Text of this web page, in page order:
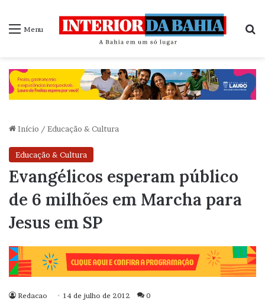
Menu
Início / Educação & Cultura
Educação & Cultura
Evangélicos esperam público
de 6 milhões em Marcha para
Jesus em SP
Redacao 14 de julho de 2012 0